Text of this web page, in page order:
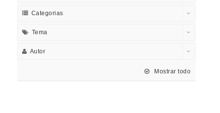
Categorias
Tema
Autor
Mostrar todo